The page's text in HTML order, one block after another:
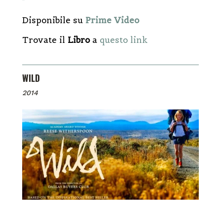
Disponibile su Prime Video
Trovate il Libroa questo link
WILD
2014